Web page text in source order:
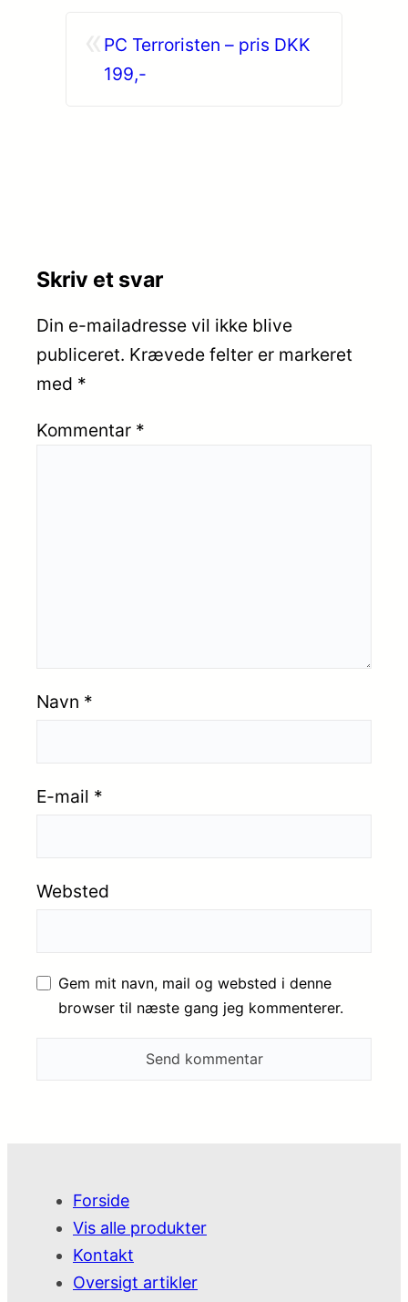
PC Terroristen – pris DKK
199,-
Skriv et svar
Din e-mailadresse vil ikke blive
publiceret. Krævede felter er markeret
med *
Kommentar *
Navn *
E-mail *
Websted
Gem mit navn, mail og websted i denne
browser til næste gang jeg kommenterer.
Forside
Vis alle produkter
Kontakt
Oversigt artikler